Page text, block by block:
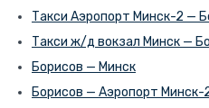
Такси Аэропорт Минск-2 —
Такси ж/д вокзал Минск —
Борисов — Минск
Борисов — Аэропорт Минск-